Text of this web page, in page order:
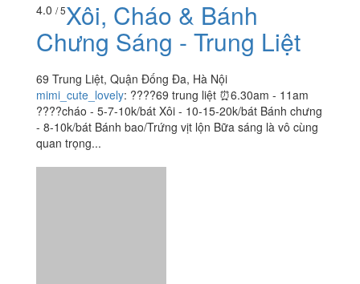
4.0/ 5Xôi, Cháo & Bánh
Chưng Sáng - Trung Liệt
69 Trung Liệt, Quận Đống Đa, Hà Nội
mimi_cute_lovely:????69 trung liệt ⏰6.30am - 11am